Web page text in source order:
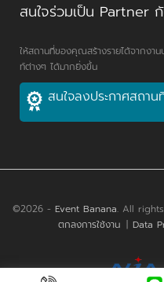
สนใจร่วมเป็น Partner กั
ให้สถานที่ของคุณสร้างรายได้จากงา
ท์ต่างๆ ได้มากยิ่งขึ้น
สนใจลงประกาศสถาน
©2026 - Event Banana. All
ตกลงการใช้งาน | Data